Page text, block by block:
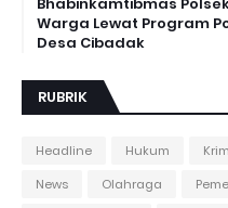
Warga Lewat Program
Desa Cibadak
RUBRIK
Headline Hukum
News
Olahraga